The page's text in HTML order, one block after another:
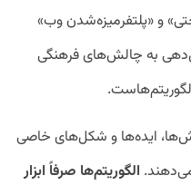
و «پلتفرمیزه‌شدن وب»
به چالش‌های فرهنگی
ایده‌ها و شکل‌های خاصی
می‌دهند. الگوریتم‌ها صرفاً ابزار